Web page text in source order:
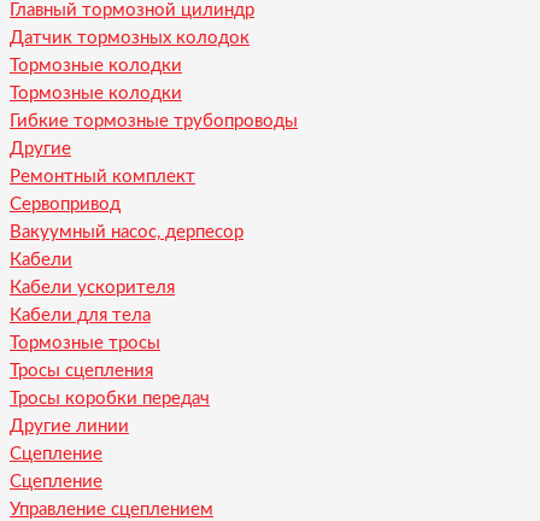
Главный тормозной цилиндр
Датчик тормозных колодок
Тормозные колодки
Тормозные колодки
Гибкие тормозные трубопроводы
Другие
Ремонтный комплект
Сервопривод
Вакуумный насос, дерпесор
Кабели
Кабели ускорителя
Кабели для тела
Тормозные тросы
Тросы сцепления
Тросы коробки передач
Другие линии
Сцепление
Сцепление
Управление сцеплением